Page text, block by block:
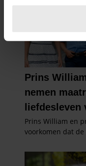
verwerkt en stel uw
intrekken in de
We gebruiken
personaliseren, om
en om ons
informatie over uw
partners voor social
partners kunnen
informatie die u aan
gaat akkoord met